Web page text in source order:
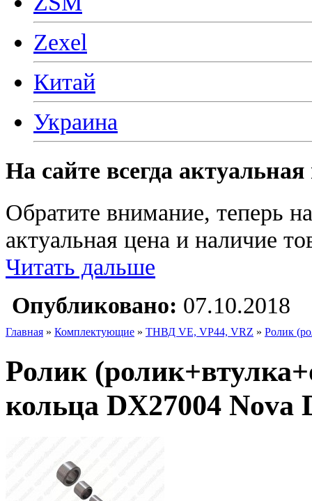
Zexel
Китай
Украина
На сайте всегда
Обратите внимание, теперь
актуальная цена и наличие
Читать дальше
Опубликовано: 07.10.2018
Главная » Комплектующие » ТНВД VE, VP44, VRZ » Ролик
Ролик
кольца DX27004 Nova